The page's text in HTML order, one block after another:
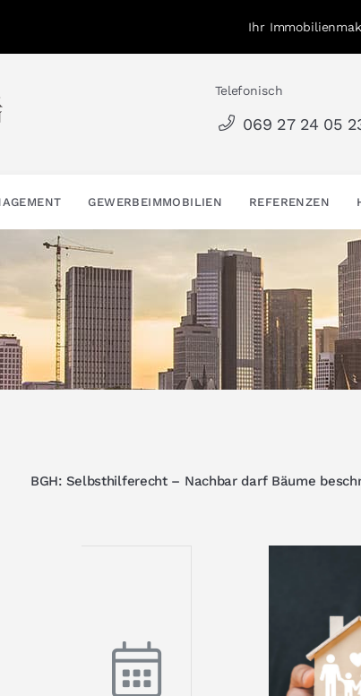
Ihr
Telefonisch
069 27 24 05
GEWERBEIMMOBILIEN REFERENZEN
BGH: Selbsthilferecht – Nachbar darf Bäume